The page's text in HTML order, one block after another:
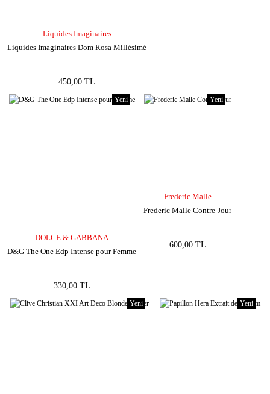
Liquides Imaginaires
Liquides Imaginaires Dom Rosa Millésimé
450,00 TL
Yeni
DOLCE & GABBANA
D&G The One Edp Intense pour Femme
330,00 TL
Yeni
Frederic Malle
Frederic Malle Contre-Jour
600,00 TL
Yeni Yeni